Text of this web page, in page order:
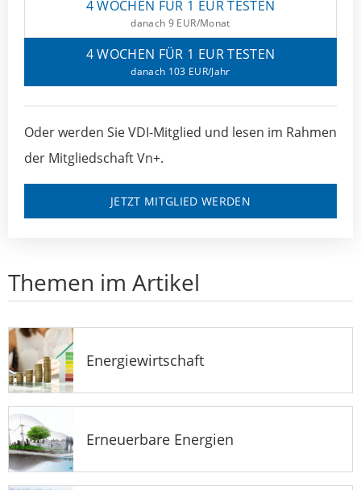
4 WOCHEN FÜR 1 EUR TESTEN
danach 9 EUR/Monat
4 WOCHEN FÜR 1 EUR TESTEN
danach 103 EUR/Jahr
Oder werden Sie VDI-Mitglied und lesen im Rahmen
der Mitgliedschaft Vn+.
JETZT MITGLIED WERDEN
Themen im Artikel
Energiewirtschaft
Erneuerbare Energien